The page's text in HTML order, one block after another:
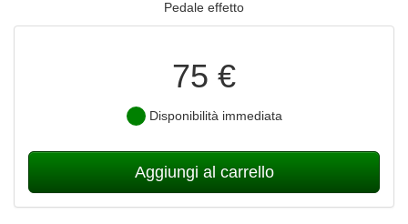
Pedale effetto
75 €
Disponibilità immediata
Aggiungi al carrello